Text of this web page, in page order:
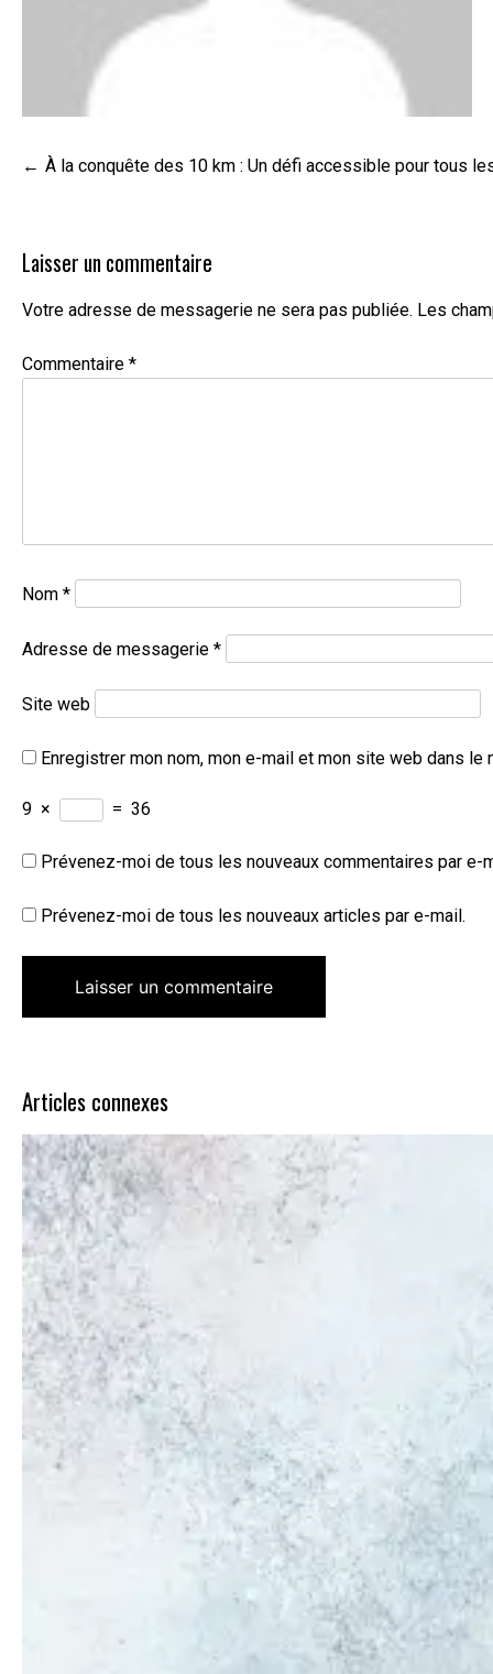
Navigation
À la conquête des 10 km : Un défi accessible pour tous
Laisser un commentaire
Votre adresse de messagerie ne sera pas publiée. Les
Commentaire *
Nom *
Adresse de messagerie *
Site web
Enregistrer mon nom, mon e-mail et mon site web dans le
9 × = 36
Prévenez-moi de tous les nouveaux commentaires par e-
Prévenez-moi de tous les nouveaux articles par e-mail.
Articles connexes